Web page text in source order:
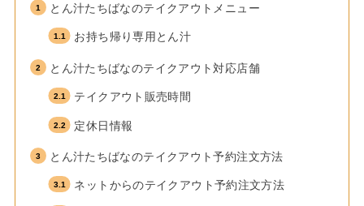
とん汁たちばなのテイクアウトメニュー
お持ち帰り専用とん汁
とん汁たちばなのテイクアウト対応店舗
テイクアウト販売時間
定休日情報
とん汁たちばなのテイクアウト予約注文方法
ネットからのテイクアウト予約注文方法